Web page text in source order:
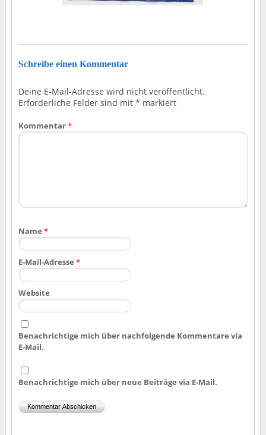
Schreibe einen Kommentar
Deine E-Mail-Adresse wird nicht veröffentlicht.
Erforderliche Felder sind mit * markiert
Kommentar*
Name *
E-Mail-Adresse *
Website
Benachrichtige mich über nachfolgende Kommentare via
E-Mail.
Benachrichtige mich über neue Beiträge via E-Mail.